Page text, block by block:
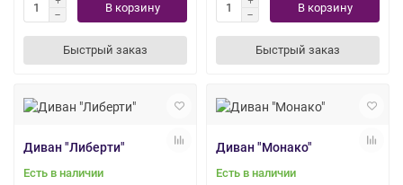
В корзину
Быстрый заказ
В корзину
Быстрый заказ
Диван "Либерти"
Есть в наличии
Диван "Монако"
Есть в наличии